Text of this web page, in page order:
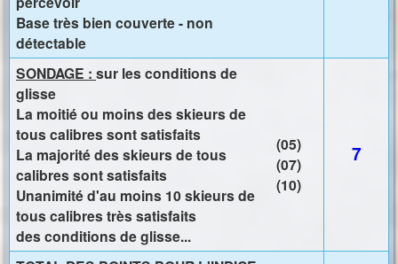
Base très bien couverte - non
détectable
SONDAGE : sur les conditions de
glisse
La moitié ou moins des skieurs de
tous calibres sont satisfaits
La majorité des skieurs de tous
calibres sont satisfaits
Unanimité d'au moins 10 skieurs de
tous calibres très satisfaits
des conditions de glisse...
(05)
(07)
(10)
7